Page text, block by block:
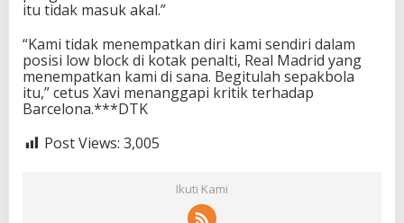
itu tidak masuk akal.”
“Kami tidak menempatkan diri kami sendiri dalam
posisi low block di kotak penalti, Real Madrid yang
menempatkan kami di sana. Begitulah sepakbola
itu,” cetus Xavi menanggapi kritik terhadap
Barcelona.***DTK
Post Views: 3,005
Ikuti Kami